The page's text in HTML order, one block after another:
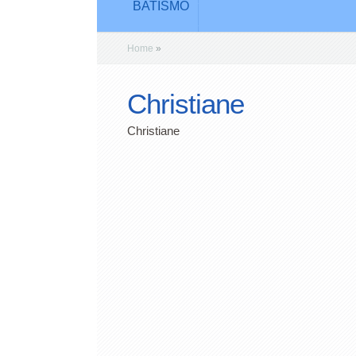
BATISMO
Home »
Christiane
Christiane